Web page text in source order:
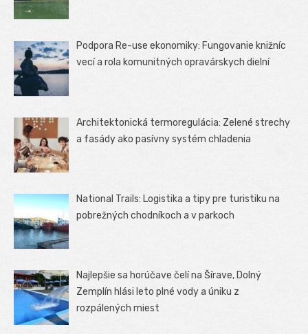
Podpora Re-use ekonomiky: Fungovanie knižníc
vecí a rola komunitných opravárskych dielní
Architektonická termoregulácia: Zelené strechy
a fasády ako pasívny systém chladenia
National Trails: Logistika a tipy pre turistiku na
pobrežných chodníkoch a v parkoch
Najlepšie sa horúčave čelí na Šírave, Dolný
Zemplín hlási leto plné vody a úniku z
rozpálených miest